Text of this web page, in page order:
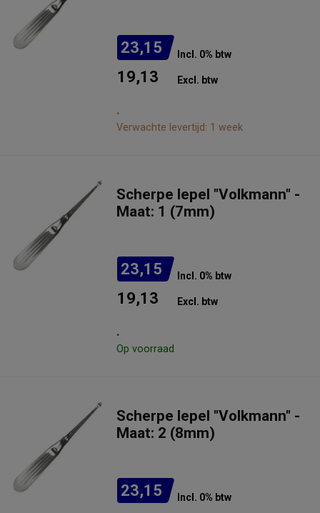
23,15 Incl. 0% btw
19,13 Excl. btw
.
Verwachte levertijd: 1 week
Scherpe lepel "Volkmann" -
Maat: 1 (7mm)
23,15 Incl. 0% btw
19,13 Excl. btw
.
Op voorraad
Scherpe lepel "Volkmann" -
Maat: 2 (8mm)
23,15 Incl. 0% btw